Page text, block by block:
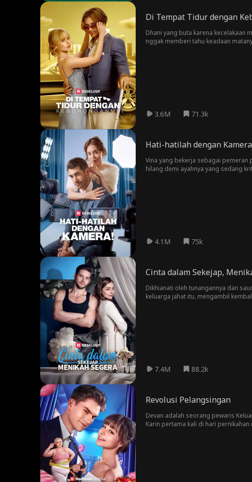
Di Tempat Tidur dengan
Dhani yang buta karena kecelakaan
nggak memberi tahu keadaan
3.6M 71.3k
Hati-hatilah dengan
Vina yang bekerja sebagai pemeran
hilang demi ayahnya yang sedang
4.1M 75k
Cinta dalam Sekejap,
Dikhianati oleh tunangannya dan
keluarga jahat itu, mengambil
7.4M 88.2k
Revolusi Pelangsingan
Devan adalah seorang pewaris
Karin pertama kali di hari